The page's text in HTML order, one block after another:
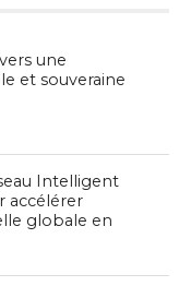
une
et souveraine
Intelligent
accélérer
globale en